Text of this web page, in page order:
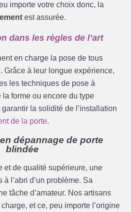
importe votre choix donc, la
est assurée.
dans les règles de l’art
en charge la pose de tous
Grâce à leur longue expérience,
les techniques de pose à
forme ou encore du type
la solidité de l’installation
de la porte.
dépannage de porte
blindée
et de qualité supérieure, une
à l’abri d’un problème. Sa
tâche d’amateur. Nos artisans
et ce, peu importe l’origine